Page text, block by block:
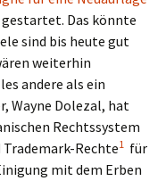
gestartet. Das könnte
sind bis heute gut
weiterhin
andere als ein
Wayne Dolezal, hat
Rechtssystem
Rechte1 für
mit dem Erben